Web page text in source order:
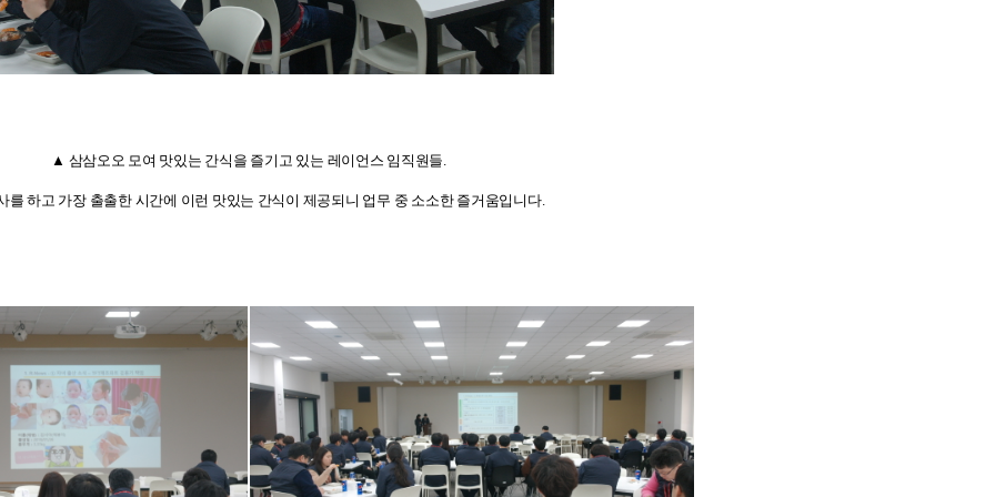
▲ 삼삼오오 모여 맛있는 간식을 즐기고 있는 레이언스 임직원들
를 하고 가장 출출한 시간에 이런 맛있는 간식이 제공되니 업무 중 소소한 즐거움입니다.